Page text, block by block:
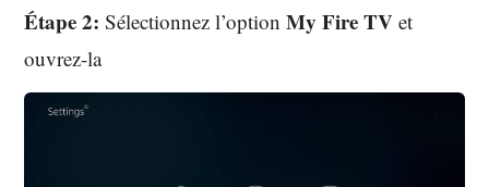
Étape 2: Sélectionnez l’optionMy Fire TV et
ouvrez-la